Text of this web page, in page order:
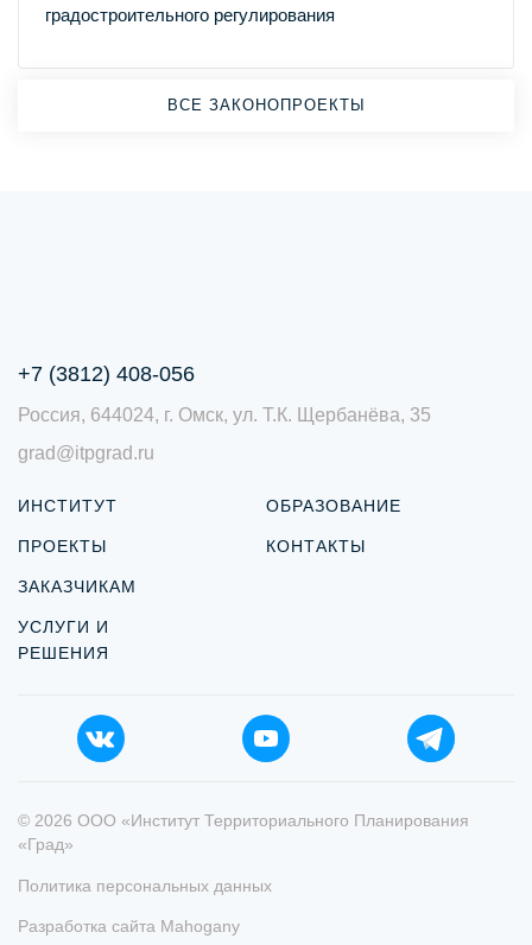
градостроительного регулирования
ВСЕ ЗАКОНОПРОЕКТЫ
+7 (3812) 408-056
Россия, 644024, г. Омск, ул. Т.К. Щербанёва, 35
grad@itpgrad.ru
ИНСТИТУТ
ПРОЕКТЫ
ЗАКАЗЧИКАМ
УСЛУГИ И
РЕШЕНИЯ
ОБРАЗОВАНИЕ
КОНТАКТЫ
© 2026 ООО «Институт Территориального Планирования
«Град»
Политика персональных данных
Разработка сайта Mahogany